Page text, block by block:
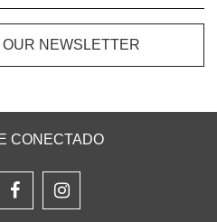
CONECTADO